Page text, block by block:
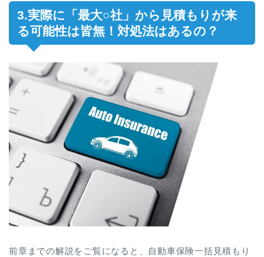
3.実際に「最大○社」から見積もりが来
る可能性は皆無！対処法はあるの？
前章までの解説をご覧になると、自動車保険一括見積もり